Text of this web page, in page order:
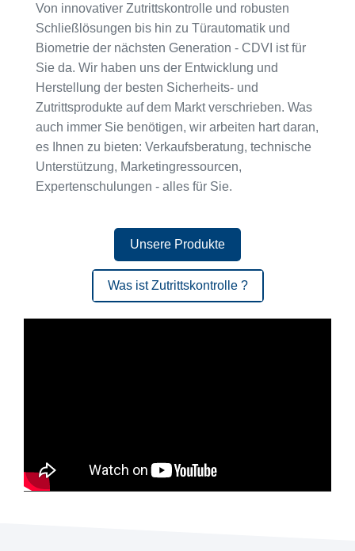
Von innovativer Zutrittskontrolle und robusten
Schließlösungen bis hin zu Türautomatik und
Biometrie der nächsten Generation - CDVI ist für
Sie da. Wir haben uns der Entwicklung und
Herstellung der besten Sicherheits- und
Zutrittsprodukte auf dem Markt verschrieben. Was
auch immer Sie benötigen, wir arbeiten hart daran,
es Ihnen zu bieten: Verkaufsberatung, technische
Unterstützung, Marketingressourcen,
Expertenschulungen - alles für Sie.
Unsere Produkte
Unsere Produkte
Was ist Zutrittskontrolle ?
Was ist Zutrittskontrolle ?